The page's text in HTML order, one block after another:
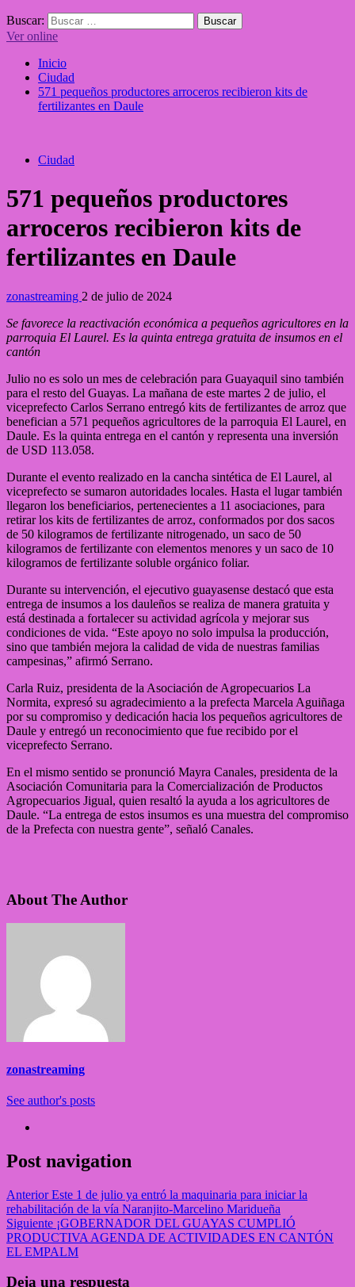
Buscar:
Ver online
Inicio
Ciudad
571 pequeños productores arroceros recibieron kits de
fertilizantes en Daule
Ciudad
571 pequeños productores
arroceros recibieron kits de
fertilizantes en Daule
zonastreaming 2 de julio de 2024
Se favorece la reactivación económica a pequeños agricultores en la
parroquia El Laurel. Es la quinta entrega gratuita de insumos en el
cantón
Julio no es solo un mes de celebración para Guayaquil sino también
para el resto del Guayas. La mañana de este martes 2 de julio, el
viceprefecto Carlos Serrano entregó kits de fertilizantes de arroz que
benefician a 571 pequeños agricultores de la parroquia El Laurel, en
Daule. Es la quinta entrega en el cantón y representa una inversión
de USD 113.058.
Durante el evento realizado en la cancha sintética de El Laurel, al
viceprefecto se sumaron autoridades locales. Hasta el lugar también
llegaron los beneficiarios, pertenecientes a 11 asociaciones, para
retirar los kits de fertilizantes de arroz, conformados por dos sacos
de 50 kilogramos de fertilizante nitrogenado, un saco de 50
kilogramos de fertilizante con elementos menores y un saco de 10
kilogramos de fertilizante soluble orgánico foliar.
Durante su intervención, el ejecutivo guayasense destacó que esta
entrega de insumos a los dauleños se realiza de manera gratuita y
está destinada a fortalecer su actividad agrícola y mejorar sus
condiciones de vida. “Este apoyo no solo impulsa la producción,
sino que también mejora la calidad de vida de nuestras familias
campesinas,” afirmó Serrano.
Carla Ruiz, presidenta de la Asociación de Agropecuarios La
Normita, expresó su agradecimiento a la prefecta Marcela Aguiñaga
por su compromiso y dedicación hacia los pequeños agricultores de
Daule y entregó un reconocimiento que fue recibido por el
viceprefecto Serrano.
En el mismo sentido se pronunció Mayra Canales, presidenta de la
Asociación Comunitaria para la Comercialización de Productos
Agropecuarios Jigual, quien resaltó la ayuda a los agricultores de
Daule. “La entrega de estos insumos es una muestra del compromiso
de la Prefecta con nuestra gente”, señaló Canales.
About The Author
zonastreaming
See author's posts
Post navigation
AnteriorEste 1 de julio ya entró la maquinaria para iniciar la
rehabilitación de la vía Naranjito-Marcelino Maridueña
Siguiente ¡GOBERNADOR DEL GUAYAS CUMPLIÓ
PRODUCTIVA AGENDA DE ACTIVIDADES EN CANTÓN
EL EMPALM
Deja una respuesta